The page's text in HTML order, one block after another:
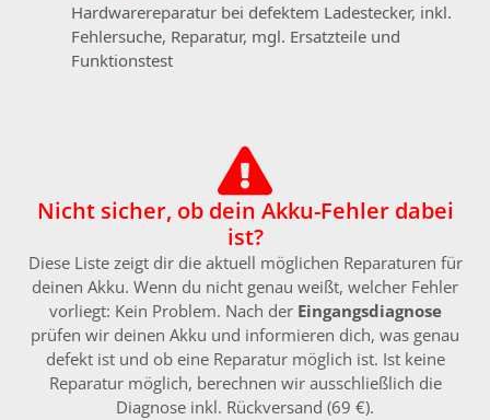
Hardwarereparatur bei defektem Ladestecker, inkl.
Fehlersuche, Reparatur, mgl. Ersatzteile und
Funktionstest
Nicht sicher, ob dein Akku-Fehler dabei
ist?
Diese Liste zeigt dir die aktuell möglichen Reparaturen für
deinen Akku. Wenn du nicht genau weißt, welcher Fehler
vorliegt: Kein Problem. Nach der Eingangsdiagnose
prüfen wir deinen Akku und informieren dich, was genau
defekt ist und ob eine Reparatur möglich ist. Ist keine
Reparatur möglich, berechnen wir ausschließlich die
Diagnose inkl. Rückversand (69 €).